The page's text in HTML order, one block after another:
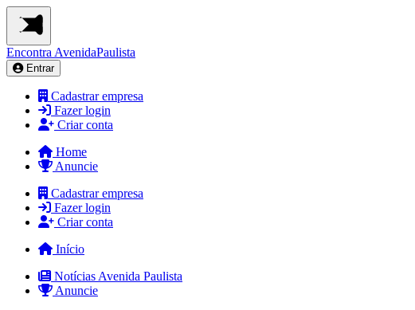
Encontra AvenidaPaulista
Entrar
Cadastrar empresa
Fazer login
Criar conta
Home
Anuncie
Cadastrar empresa
Fazer login
Criar conta
Início
Notícias Avenida Paulista
Anuncie